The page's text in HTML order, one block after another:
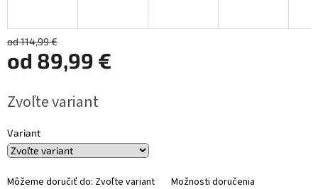
od 114,99 €
od 89,99 €
cena:
Zvoľte variant
Variant
Môžeme doručiť do: Zvoľte variant Možnosti doručenia